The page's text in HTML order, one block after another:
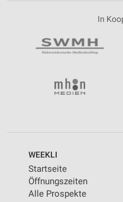
In
WEEKLI
Startseite
Öffnungszeiten
Alle Prospekte